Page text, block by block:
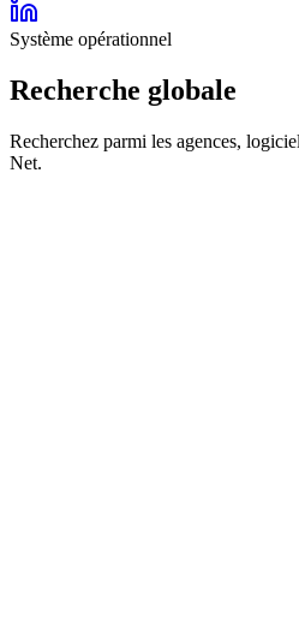
Système opérationnel
Recherche globale
Recherchez parmi les agences,
Net.